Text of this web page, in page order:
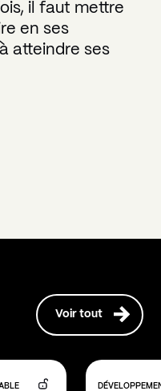
il faut mettre
en ses
atteindre ses
Voir tout